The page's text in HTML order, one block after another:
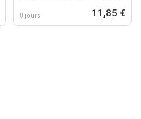
8 jours 11,85 €